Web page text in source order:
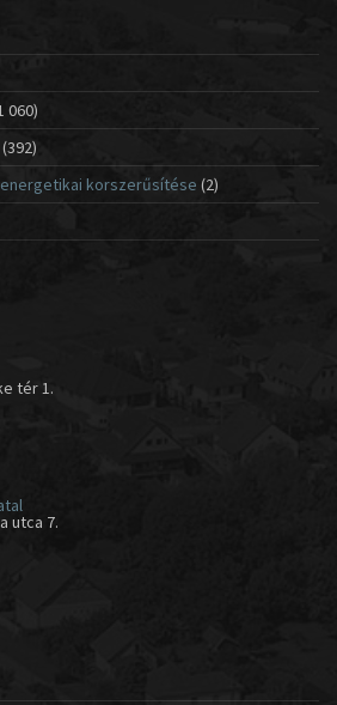
060)
(392)
korszerűsítése (2)
tér 1.
utca 7.